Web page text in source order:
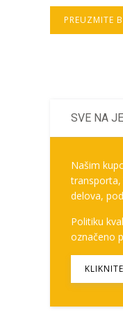
PREUZMITE
SVE NA
Našim
transporta,
delova,
Politiku
označeno